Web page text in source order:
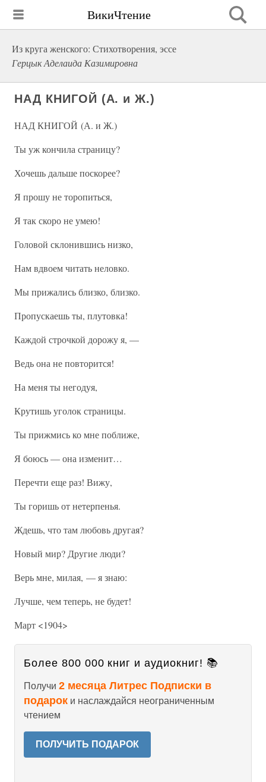
ВикиЧтение
Из круга женского: Стихотворения, эссе
Герцык Аделаида Казимировна
НАД КНИГОЙ (А. и Ж.)
НАД КНИГОЙ (А. и Ж.)
Ты уж кончила страницу?
Хочешь дальше поскорее?
Я прошу не торопиться,
Я так скоро не умею!
Головой склонившись низко,
Нам вдвоем читать неловко.
Мы прижались близко, близко.
Пропускаешь ты, плутовка!
Каждой строчкой дорожу я, —
Ведь она не повторится!
На меня ты негодуя,
Крутишь уголок страницы.
Ты прижмись ко мне поближе,
Я боюсь — она изменит…
Перечти еще раз! Вижу,
Ты горишь от нетерпенья.
Ждешь, что там любовь другая?
Новый мир? Другие люди?
Верь мне, милая, — я знаю:
Лучше, чем теперь, не будет!
Март <1904>
Более 800 000 книг и аудиокниг! 📚
Получи 2 месяца Литрес Подписки в
подарок и наслаждайся неограниченным
чтением
ПОЛУЧИТЬ ПОДАРОК